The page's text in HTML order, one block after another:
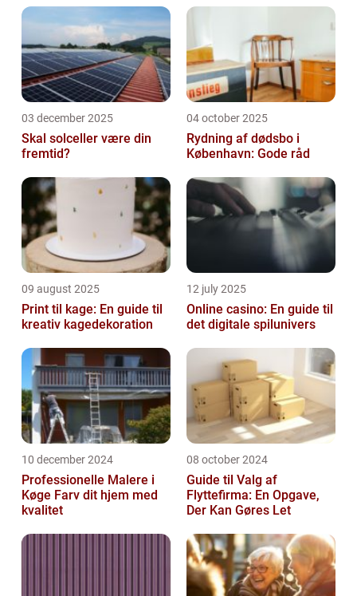
luksustur, men bare sender dem på en
afbudsre...
03 december 2025
Skal solceller være din
fremtid?
04 october 2025
Rydning af dødsbo i
København: Gode råd
09 august 2025
Print til kage: En guide til
kreativ kagedekoration
12 july 2025
Online casino: En guide til
det digitale spilunivers
10 december 2024
Professionelle Malere i
Køge Farv dit hjem med
kvalitet
08 october 2024
Guide til Valg af
Flyttefirma: En Opgave,
Der Kan Gøres Let